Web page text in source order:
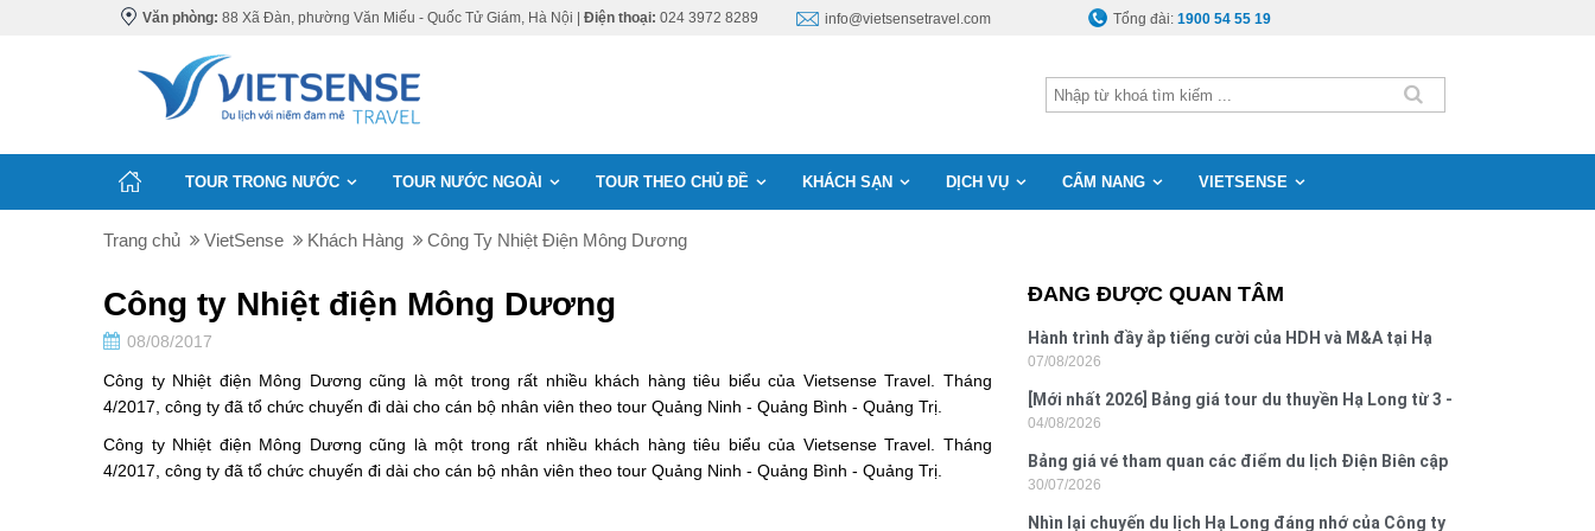
Văn phòng: 88 Xã Đàn, phường Văn Miếu - Quốc Tử Giám, Hà Nội | Điện thoại: 024 3972 8289 info@vietsensetravel.com Tổng đài:1900 54 55 19
TOUR TRONG NƯỚC TOUR NƯỚC NGOÀI TOUR THEO CHỦ ĐỀ KHÁCH SẠN DỊCH VỤ CẨM NANG VIETSENSE
Trang chủ VietSense Khách Hàng Công Ty Nhiệt Điện Mông Dương
Công ty Nhiệt điện Mông Dương
08/08/2017
Công ty Nhiệt điện Mông Dương cũng là một trong rất nhiều khách hàng tiêu biểu của Vietsense Travel. Tháng
4/2017, công ty đã tổ chức chuyến đi dài cho cán bộ nhân viên theo tour Quảng Ninh - Quảng Bình - Quảng Trị.
Công ty Nhiệt điện Mông Dương cũng là một trong rất nhiều khách hàng tiêu biểu của Vietsense Travel. Tháng
4/2017, công ty đã tổ chức chuyến đi dài cho cán bộ nhân viên theo tour Quảng Ninh - Quảng Bình - Quảng Trị.
ĐANG ĐƯỢC QUAN TÂM
Hành trình đầy ắp tiếng cười của HDH và M&A tại Hạ
Long
07/08/2026
[Mới nhất 2026] Bảng giá tour du thuyền Hạ Long từ 3 -
6 sao
04/08/2026
Bảng giá vé tham quan các điểm du lịch Điện Biên cập
nhật 2026
30/07/2026
Nhìn lại chuyến du lịch Hạ Long đáng nhớ của Công ty